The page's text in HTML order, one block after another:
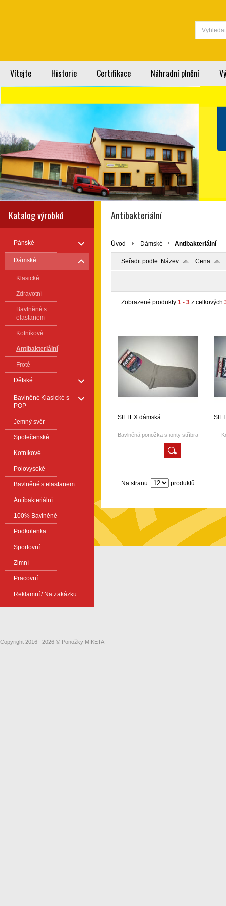
Vítejte Historie Certifikace Náhradní plnění
Katalog výrobků
Pánské
Dámské
Klasické
Zdravotní
Bavlněné s
elastanem
Kotníkové
Antibakteriální
Froté
Dětské
Bavlněné Klasické s
POP
Jemný svěr
Společenské
Kotníkové
Polovysoké
Bavlněné s elastanem
Antibakteriální
100% Bavlněné
Podkolenka
Sportovní
Zimní
Pracovní
Reklamní / Na zakázku
Antibakteriální
Úvod Dámské Antibakteriální
Seřadit podle: Název Cena
Zobrazené produkty 1 - 3 z celkových
SILTEX dámská
Bavlněná ponožka s ionty stříbra
Na stranu: produktů.
Copyright 2016 - 2026 © Ponožky MIKETA